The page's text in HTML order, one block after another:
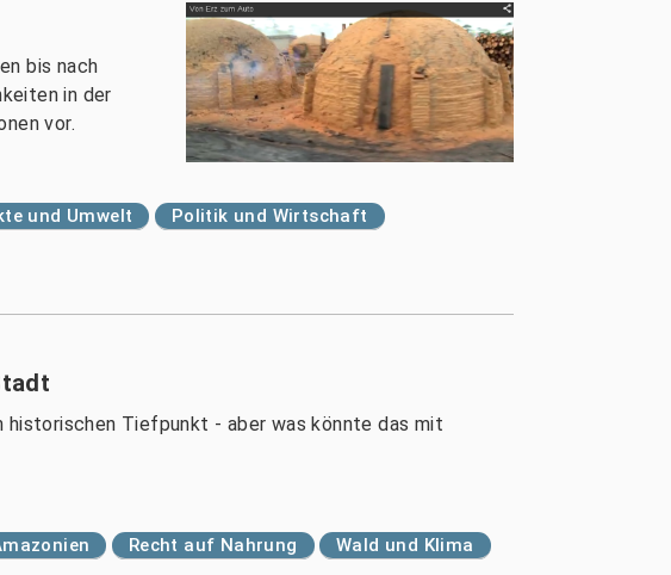
bis nach
in der
vor.
und Umwelt
Politik und Wirtschaft
Tiefpunkt - aber was könnte das mit
Recht auf Nahrung
Wald und Klima